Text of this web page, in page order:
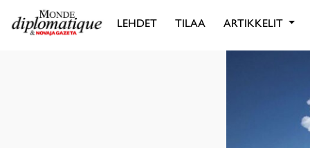
LEHDET TILAA ARTIKKELIT